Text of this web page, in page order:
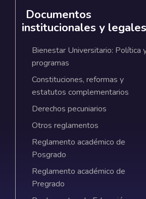
Documentos
institucionales y legales
Bienestar Universitario: Política
programas
Constituciones, reformas y
estatutos complementarios
Derechos pecuniarios
Otros reglamentos
Reglamento académico de
Posgrado
Reglamento académico de
Pregrado